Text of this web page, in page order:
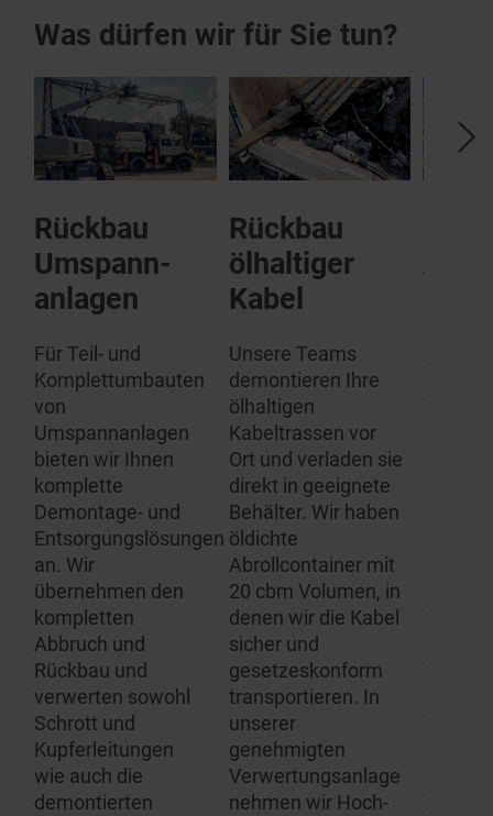
Was dürfen wir für Sie tun?
Rückbau
Umspann­
anlagen
Für Teil- und
Komplettumbauten
von
Umspannanlagen
bieten wir Ihnen
komplette
Demontage- und
Entsorgungslösungen
an. Wir
übernehmen den
kompletten
Abbruch und
Rückbau und
verwerten sowohl
Schrott und
Kupferleitungen
wie auch die
demontierten
Rückbau
ölhaltiger
Kabel
Unsere Teams
demontieren Ihre
ölhaltigen
Kabeltrassen vor
Ort und verladen sie
direkt in geeignete
Behälter. Wir haben
öldichte
Abrollcontainer mit
20 cbm Volumen, in
denen wir die Kabel
sicher und
gesetzeskonform
transportieren. In
unserer
genehmigten
Verwertungsanlage
nehmen wir Hoch-
von SF